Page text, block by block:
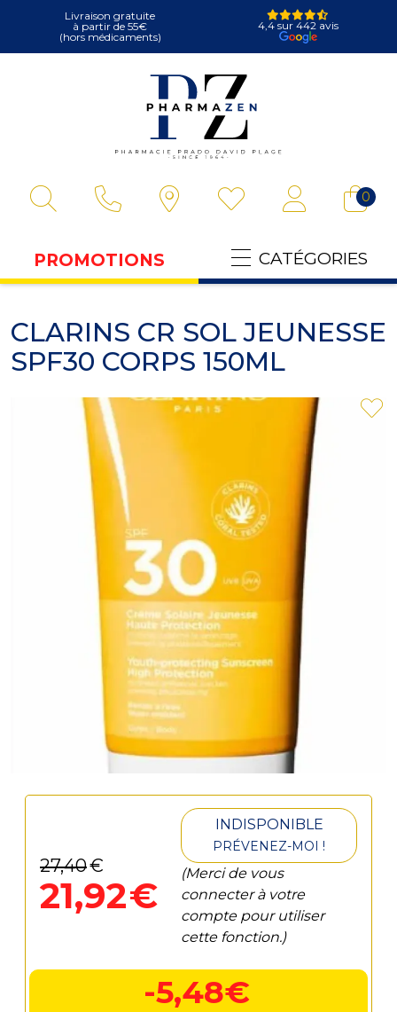
Livraison gratuite
à partir de 55€
(hors médicaments)
4,4 sur 442 avis
0
PROMOTIONS CATÉGORIES
CLARINS CR SOL JEUNESSE
SPF30 CORPS 150ML
27,40€
21,92€
INDISPONIBLE
PRÉVENEZ-MOI !
(Merci de vous
connecter à votre
compte pour utiliser
cette fonction.)
-5,48€